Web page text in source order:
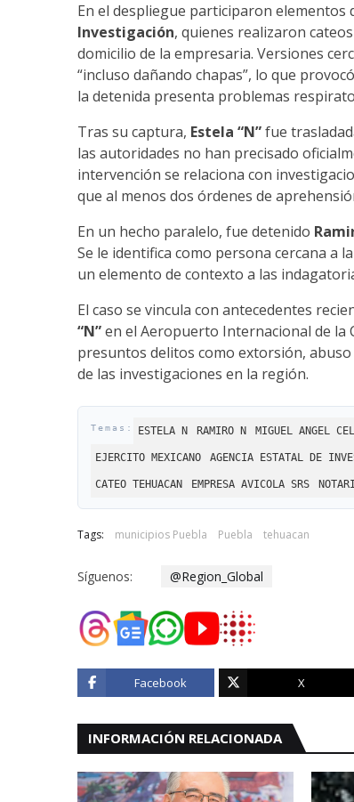
En el despliegue participaron elementos
Investigación, quienes realizaron
domicilio de la empresaria. Versiones
“incluso dañando chapas”, lo que
la detenida presenta problemas
Tras su captura, Estela “N”fue
las autoridades no han precisado
intervención se relaciona con
que al menos dos órdenes de
En un hecho paralelo, fue detenido
Se le identifica como persona cercana a
un elemento de contexto a las
El caso se vincula con antecedentes
“N”en el Aeropuerto Internacional de la
presuntos delitos como extorsión,
de las investigaciones en la región.
ESTELA N RAMIRO N MIGUEL ANGEL
EJERCITO MEXICANO AGENCIA ESTATAL DE
CATEO TEHUACAN EMPRESA AVICOLA SRS
Tags: municipios Puebla Puebla tehuacan
Síguenos: @Region_Global
Facebook X
INFORMACIÓN RELACIONADA